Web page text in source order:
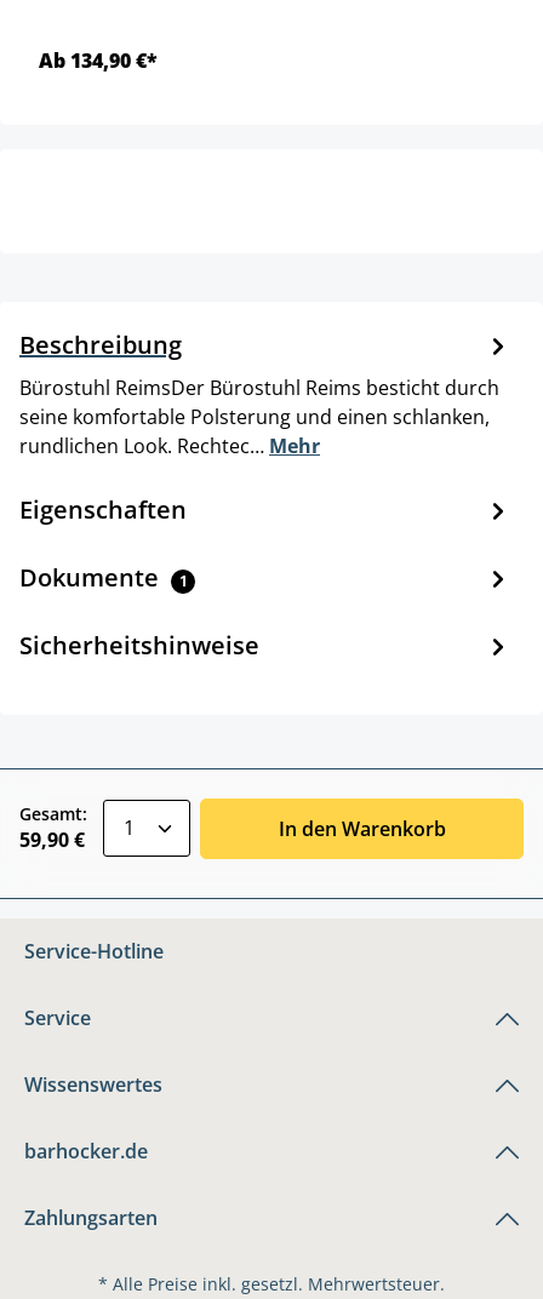
Ab 134,90 €*
Beschreibung
Bürostuhl ReimsDer Bürostuhl Reims besticht durch
seine komfortable Polsterung und einen schlanken,
rundlichen Look. Rechtec… Mehr
Eigenschaften
Dokumente 1
Sicherheitshinweise
Gesamt:
59,90 € In den Warenkorb
Service-Hotline
Service
Wissenswertes
barhocker.de
Zahlungsarten
* Alle Preise inkl. gesetzl. Mehrwertsteuer.